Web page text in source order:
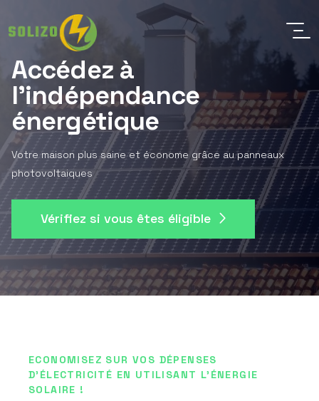
Accédez à
l'indépendance
énergétique
Votre maison plus saine et économe grâce au panneaux
photovoltaiques
Vérifiez si vous êtes éligible
ECONOMISEZ SUR VOS DÉPENSES
D'ÉLECTRICITÉ EN UTILISANT L'ÉNERGIE
SOLAIRE !